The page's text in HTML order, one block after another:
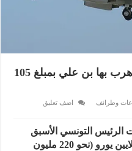
سعودي يشتري الطائرة التي هرب بها بن علي بمبلغ 105
وطرائف
اضف تعليق
التونسي الأسبق
زين العابدين بن علي بمبلغ 105 ملايين يورو (نحو 220 مليون